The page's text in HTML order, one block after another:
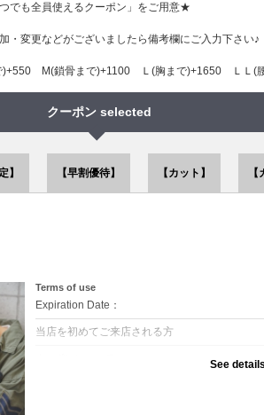
でも全員使えるクーポン」をご用意★
・変更などがございましたら備考欄にご入力下さい♪
で)+550 М(鎖骨まで)+1100 Ｌ(胸まで)+1650 ＬＬ(
クーポン selected
】 【早割優待】 【カット】
Terms of use
Expiration Date：
当店を初めてご来店される方
See details